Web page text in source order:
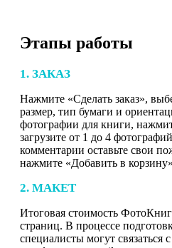
Этапы работы
1. ЗАКАЗ
Нажмите «Сделать заказ»,
размер, тип бумаги и
фотографии для книги,
загрузите от 1 до 4
комментарии оставьте свои
нажмите «Добавить в
2. МАКЕТ
Итоговая стоимость
страниц. В процессе
специалисты могут связаться